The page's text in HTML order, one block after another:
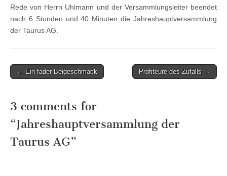
Rede von Herrn Uhlmann und der Versammlungsleiter beendet
nach 6 Stunden und 40 Minuten die Jahreshauptversammlung
der Taurus AG.
Post← Ein fader Beigeschmack Profiteure des Zufalls →
3 comments for
“Jahreshauptversammlung der
Taurus AG”